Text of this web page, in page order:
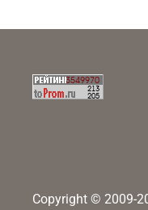
Copyright © 2009-